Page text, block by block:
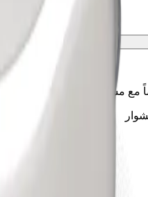
مع مساحة أكبر للأرجل والتخزين